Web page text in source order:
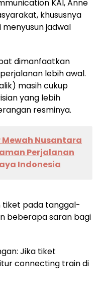
KAI, Anne
khususnya
jadwal
dimanfaatkan
lebih awal.
masih cukup
yang lebih
resminya.
Mewah Nusantara
Perjalanan
Indonesia
tiket pada tanggal-
beberapa saran bagi
Jika tiket
connecting train di